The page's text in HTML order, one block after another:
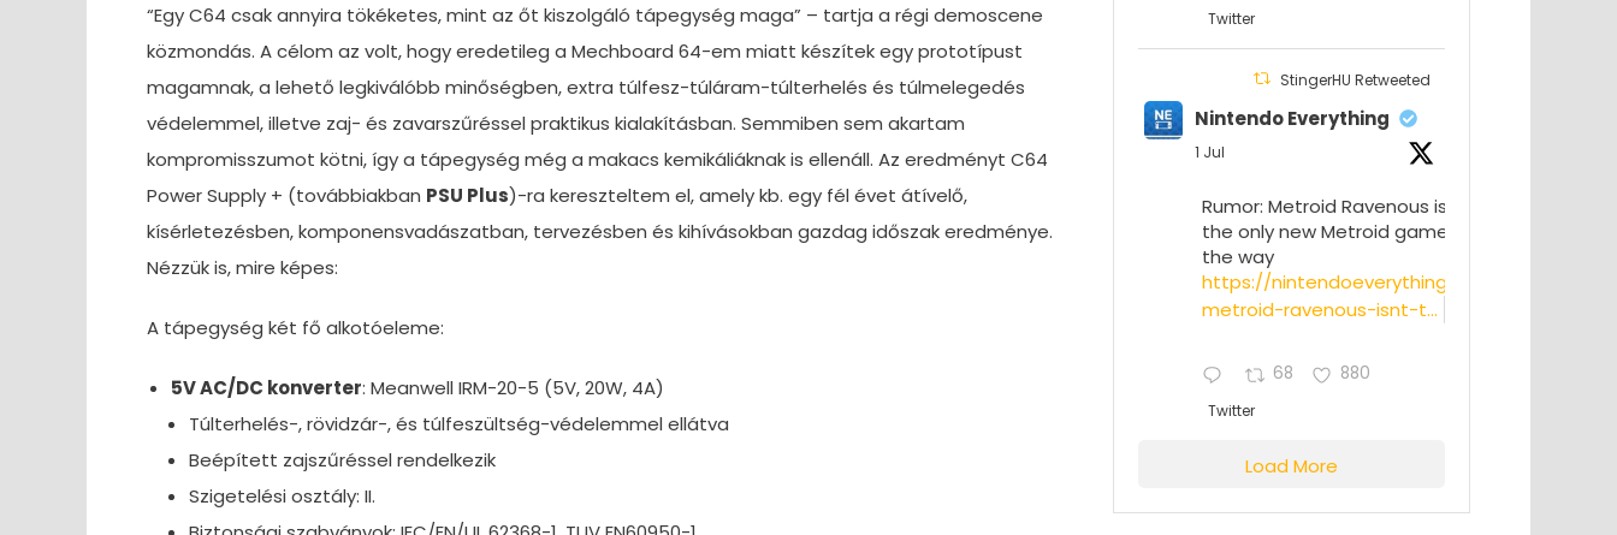
“Egy C64 csak annyira tökéketes, mint az őt kiszolgáló tápegység maga” – tartja a régi demoscene
közmondás. A célom az volt, hogy eredetileg a Mechboard 64-em miatt készítek egy prototípust
magamnak, a lehető legkiválóbb minőségben, extra túlfesz-túláram-túlterhelés és túlmelegedés
védelemmel, illetve zaj- és zavarszűréssel praktikus kialakításban. Semmiben sem akartam
kompromisszumot kötni, így a tápegység még a makacs kemikáliáknak is ellenáll. Az eredményt C64
Power Supply + (továbbiakban PSU Plus)-ra kereszteltem el, amely kb. egy fél évet átívelő,
kísérletezésben, komponensvadászatban, tervezésben és kihívásokban gazdag időszak eredménye.
Nézzük is, mire képes:
A tápegység két fő alkotóeleme:
5V AC/DC konverter: Meanwell IRM-20-5 (5V, 20W, 4A)
Túlterhelés-, rövidzár-, és túlfeszültség-védelemmel ellátva
Beépített zajszűréssel rendelkezik
Szigetelési osztály: II.
Twitter
StingerHU Retweeted
Nintendo Everything
1 Jul
Rumor: Metroid Ravenous isn’t
the only new Metroid game on
the way
https://nintendoeverything.com/rumor-
metroid-ravenous-isnt-t...
68 880
Twitter
Load More